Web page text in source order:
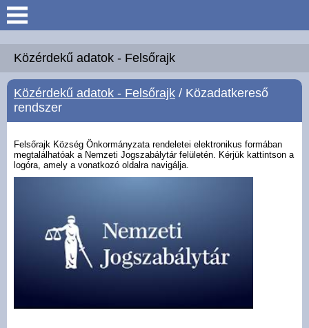
Keresés
Köszöntő
Hírek
Polgármesteri Hivatal
Közérdekű adatok -
Felsőrajk
Közérdekű adatok - Felsőrajk
Közérdekű adatok - Felsőrajk / Közadatkereső
rendszer
Felsőrajk Község Önkormányzata rendeletei elektronikus formában
megtalálhatóak a Nemzeti Jogszabálytár felületén. Kérjük kattintson a
logóra, amely a vonatkozó oldalra navigálja.